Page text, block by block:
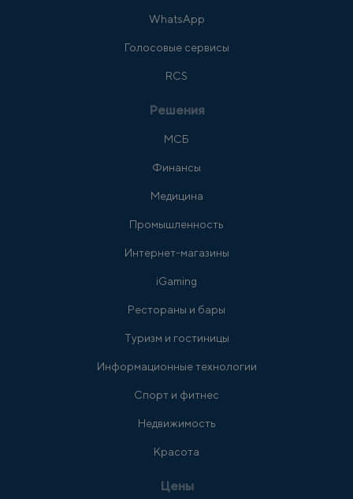
WhatsApp
Голосовые сервисы
RCS
Решения
МСБ
Финансы
Медицина
Промышленность
Интернет-магазины
iGaming
Рестораны и бары
Туризм и гостиницы
Информационные технологии
Спорт и фитнес
Недвижимость
Красота
Цены